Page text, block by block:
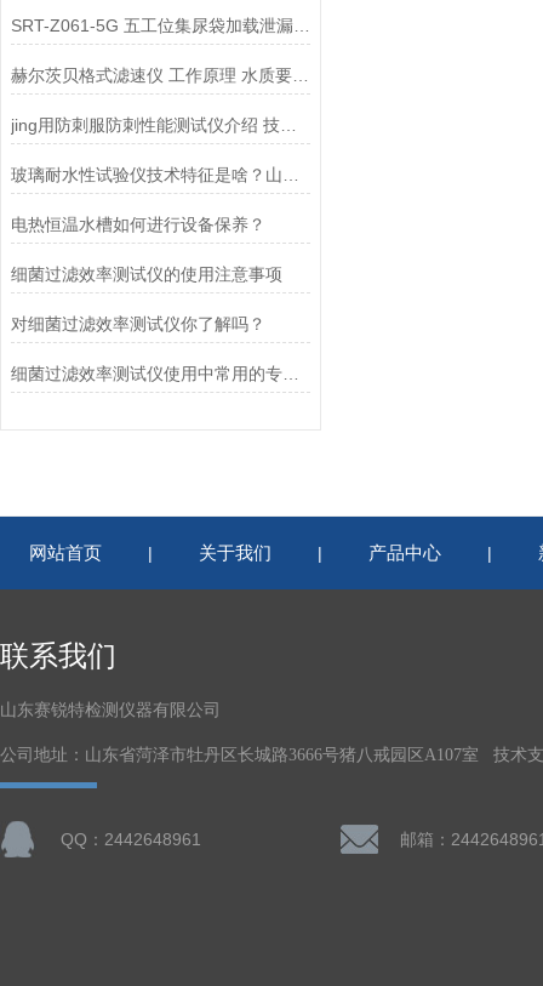
SRT-Z061-5G 五工位集尿袋加载泄漏测试仪的介绍 操作简单便捷
赫尔茨贝格式滤速仪 工作原理 水质要求——山东赛锐特
jing用防刺服防刺性能测试仪介绍 技术标准 上海赛锐特
电热恒温水槽如何进行设备保养？
细菌过滤效率测试仪的使用注意事项
对细菌过滤效率测试仪你了解吗？
细菌过滤效率测试仪使用中常用的专业术语
网站首页 | 关于我们 | 产品中心 |
联系我们
山东赛锐特检测仪器有限公司
公司地址：山东省菏泽市牡丹区长城路3666号猪八戒园区A107室 技术
QQ：2442648961 邮箱：